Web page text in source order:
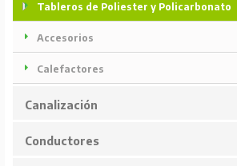
Tableros de Poliester y Policarbonato
Accesorios
Calefactores
Canalización
Conductores